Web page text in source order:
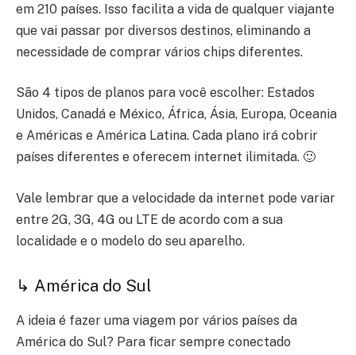
em 210 países. Isso facilita a vida de qualquer viajante
que vai passar por diversos destinos, eliminando a
necessidade de comprar vários chips diferentes.
São 4 tipos de planos para você escolher: Estados
Unidos, Canadá e México, África, Ásia, Europa, Oceania
e Américas e América Latina. Cada plano irá cobrir
países diferentes e oferecem internet ilimitada. 🙂
Vale lembrar que a velocidade da internet pode variar
entre 2G, 3G, 4G ou LTE de acordo com a sua
localidade e o modelo do seu aparelho.
↳ América do Sul
A ideia é fazer uma viagem por vários países da
América do Sul? Para ficar sempre conectado